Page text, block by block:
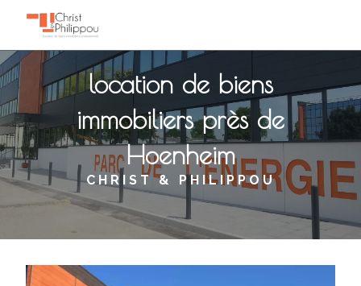
location de biens
immobiliers près de
Hoenheim
CHRIST & PHILIPPOU